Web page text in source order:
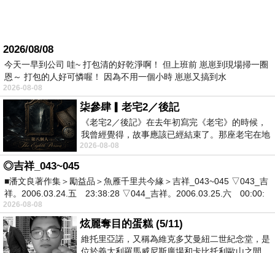
2026/08/08
今天一早到公司 哇~ 打包清的好乾淨啊！ 但上班前 崽崽到現場掃一圈
恩～ 打包的人好可憐喔！ 因為不用一個小時 崽崽又搞到水
2026-08-08
柒參肆▎老宅2／後記
《老宅2／後記》在去年初寫完《老宅》的時候，
我曾經覺得，故事應該已經結束了。那座老宅在地
震中倒塌，七個人終於離開那片黑暗，
2026-08-08
◎吉祥_043~045
■潘文良著作集＞勵益品＞魚雁千里共今緣＞吉祥_043~045 ▽043_吉
祥。2006.03.24.五 23:38:28 ▽044_吉祥。2006.03.25.六 00:00:
2026-08-08
炫麗奪目的蛋糕 (5/11)
維托里亞諾，又稱為維克多艾曼紐二世紀念堂，是